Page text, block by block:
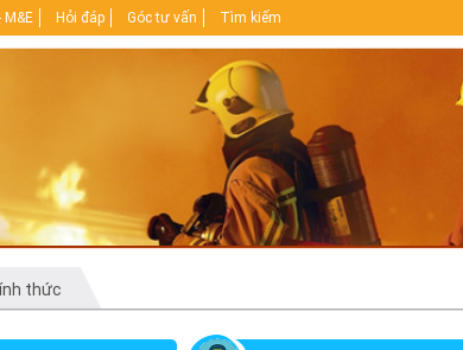
M&E Hỏi đáp Góc tư vấn Tìm kiếm
thức